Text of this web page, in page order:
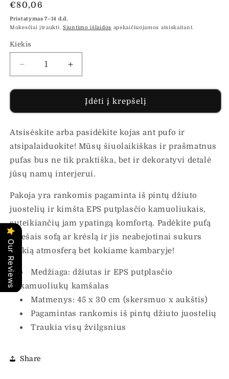
Įprasta
kaina
€80,06
Pristatymas 7–14 d.d.
Mokesčiai įtraukti. Siuntimo išlaidos apskaičiuojamos atsiskaitant.
Kiekis
Sumažinti
Pufas,
45x30cm,
rankų
kiekį
Padidinti
Pufas,
45x30cm,
džiutas,
rankų
kiekį
Įdėti į krepšelį
Atsisėskite arba pasidėkite kojas ant pufo ir
atsipalaiduokite! Mūsų šiuolaikiškas ir prašmatnus
pufas bus ne tik praktiška, bet ir dekoratyvi detalė
jūsų namų interjerui.
Pakoja yra rankomis pagaminta iš pintų džiuto
juostelių ir kimšta EPS putplasčio kamuoliukais,
suteikiančių jam ypatingą komfortą. Padėkite pufą
priešais sofą ar krėslą ir jis neabejotinai sukurs
jaukią atmosferą bet kokiame kambaryje!
Medžiaga: džiutas ir EPS putplasčio
kamuoliukų kamšalas
Matmenys: 45 x 30 cm (skersmuo x aukštis)
Pagamintas rankomis iš pintų džiuto juostelių
Traukia visų žvilgsnius
Share
Our Reviews